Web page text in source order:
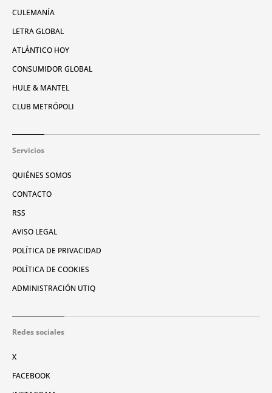
CULEMANÍA
LETRA GLOBAL
ATLÁNTICO HOY
CONSUMIDOR GLOBAL
HULE & MANTEL
CLUB METRÓPOLI
Servicios
QUIÉNES SOMOS
CONTACTO
RSS
AVISO LEGAL
POLÍTICA DE PRIVACIDAD
POLÍTICA DE COOKIES
ADMINISTRACIÓN UTIQ
Redes sociales
X
FACEBOOK